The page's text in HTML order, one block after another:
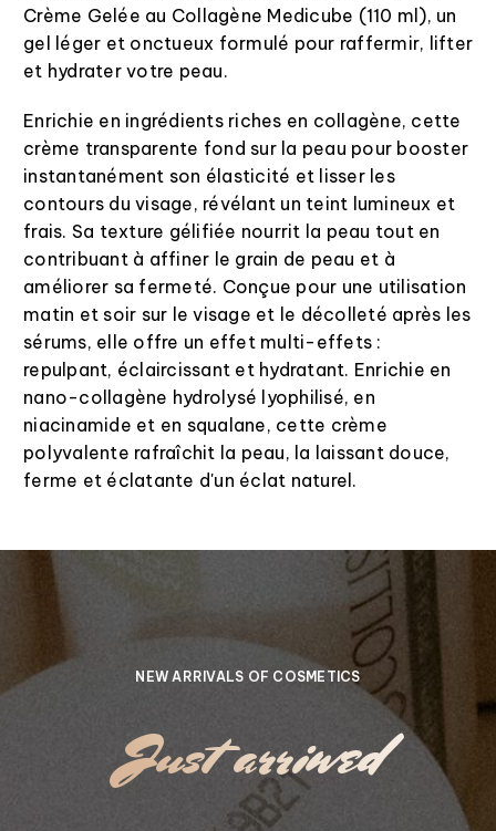
Crème Gelée au Collagène Medicube (110 ml), un
gel léger et onctueux formulé pour raffermir, lifter
et hydrater votre peau.
Enrichie en ingrédients riches en collagène, cette
crème transparente fond sur la peau pour booster
instantanément son élasticité et lisser les
contours du visage, révélant un teint lumineux et
frais. Sa texture gélifiée nourrit la peau tout en
contribuant à affiner le grain de peau et à
améliorer sa fermeté. Conçue pour une utilisation
matin et soir sur le visage et le décolleté après les
sérums, elle offre un effet multi-effets :
repulpant, éclaircissant et hydratant. Enrichie en
nano-collagène hydrolysé lyophilisé, en
niacinamide et en squalane, cette crème
polyvalente rafraîchit la peau, la laissant douce,
ferme et éclatante d'un éclat naturel.
NEW ARRIVALS OF COSMETICS
Just arriwed